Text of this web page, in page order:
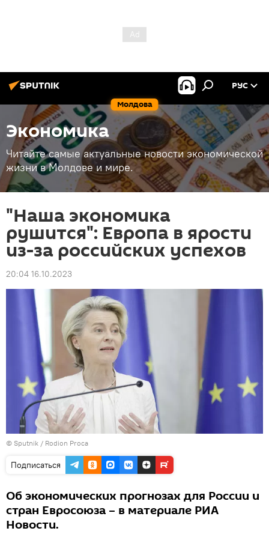
Молдова
РУС
Экономика
Читайте самые актуальные новости экономической
жизни в Молдове и мире.
"Наша экономика
рушится": Европа в ярости
из-за российских успехов
20:04 16.10.2023
© Sputnik / Rodion Proca
Подписаться
Об экономических прогнозах для России и
стран Евросоюза – в материале РИА
Новости.